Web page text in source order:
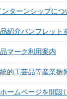
ターンシップにつ
紹介パンフレット
マーク利用案内
統的工芸品等産業
ームページを開設